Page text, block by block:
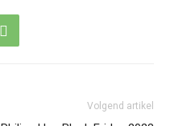
Volgend artikel